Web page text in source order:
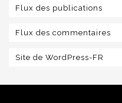
Flux des publications
Flux des commentaires
Site de WordPress-FR